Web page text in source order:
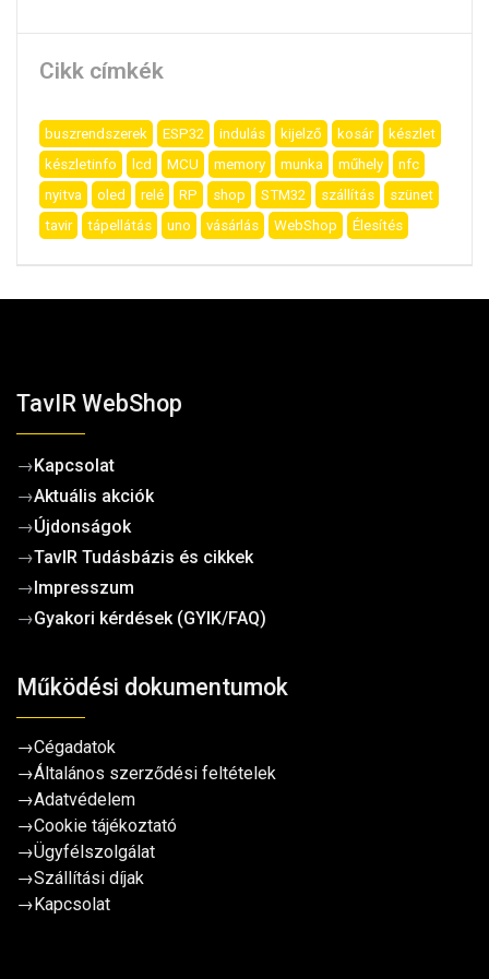
Cikk címkék
buszrendszerek ESP32 indulás kijelző kosár
készlet
készletinfo
lcd MCU memory munka műhely
nfc
nyitva
oled relé RP shop STM32 szállítás
szünet
tavir
tápellátás uno vásárlás WebShop Élesítés
TavIR WebShop
→Kapcsolat
→Aktuális akciók
→Újdonságok
→TavIR Tudásbázis és cikkek
→Impresszum
→Gyakori kérdések (GYIK/FAQ)
Működési dokumentumok
→Cégadatok
→Általános szerződési feltételek
→Adatvédelem
→Cookie tájékoztató
→Ügyfélszolgálat
→Szállítási díjak
→Kapcsolat